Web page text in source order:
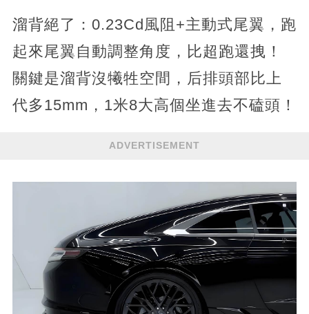
溜背絕了：0.23Cd風阻+主動式尾翼，跑
起來尾翼自動調整角度，比超跑還拽！
關鍵是溜背沒犧牲空間，后排頭部比上
代多15mm，1米8大高個坐進去不磕頭！
ADVERTISEMENT